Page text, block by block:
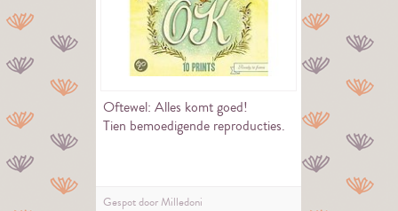
Oftewel: Alles komt goed!
Tien bemoedigende reproducties.
Gespot doorMilledoni